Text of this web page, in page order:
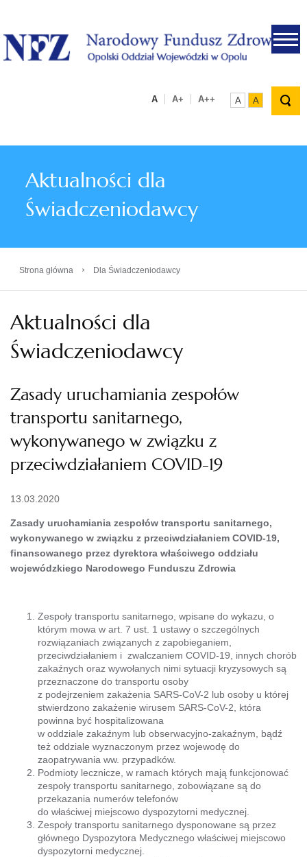
.
A A+ A++ A A
Aktualności dla
Świadczeniodawcy
Strona główna › Dla Świadczeniodawcy
Aktualności dla
Świadczeniodawcy
Zasady uruchamiania zespołów
transportu sanitarnego,
wykonywanego w związku z
przeciwdziałaniem COVID-19
13.03.2020
Zasady uruchamiania zespołów transportu sanitarnego,
wykonywanego w związku z przeciwdziałaniem COVID-19,
finansowanego przez dyrektora właściwego oddziału
wojewódzkiego Narodowego Funduszu Zdrowia
Zespoły transportu sanitarnego, wpisane do wykazu, o
którym mowa w art. 7 ust. 1 ustawy o szczególnych
rozwiązaniach związanych z zapobieganiem,
przeciwdziałaniem i zwalczaniem COVID-19, innych chorób
zakaźnych oraz wywołanych nimi sytuacji kryzysowych są
przeznaczone do transportu osoby
z podejrzeniem zakażenia SARS-CoV-2 lub osoby u której
stwierdzono zakażenie wirusem SARS-CoV-2, która
powinna być hospitalizowana
w oddziale zakaźnym lub obserwacyjno-zakaźnym, bądź
też oddziale wyznaczonym przez wojewodę do
zaopatrywania ww. przypadków.
Podmioty lecznicze, w ramach których mają funkcjonować
zespoły transportu sanitarnego, zobowiązane są do
przekazania numerów telefonów
do właściwej miejscowo dyspozytorni medycznej.
Zespoły transportu sanitarnego dysponowane są przez
głównego Dyspozytora Medycznego właściwej miejscowo
dyspozytorni medycznej.